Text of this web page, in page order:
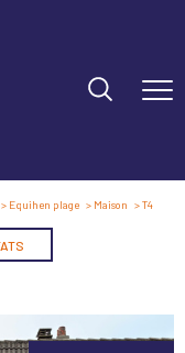
Equihen plage Maison T4